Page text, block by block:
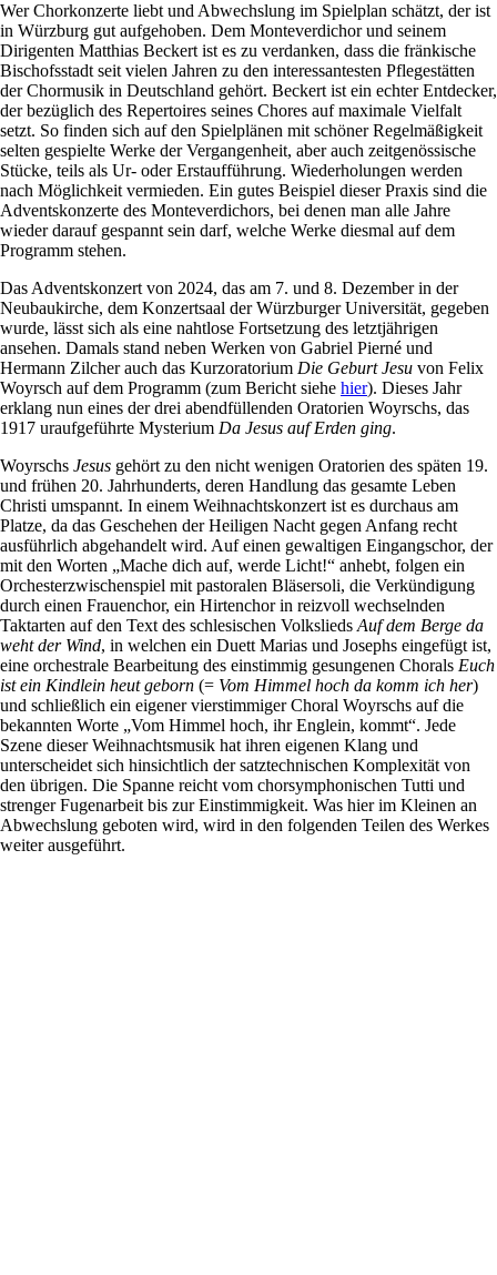
Wer Chorkonzerte liebt und Abwechslung im Spielplan schätzt, der ist
in Würzburg gut aufgehoben. Dem Monteverdichor und seinem
Dirigenten Matthias Beckert ist es zu verdanken, dass die fränkische
Bischofsstadt seit vielen Jahren zu den interessantesten Pflegestätten
der Chormusik in Deutschland gehört. Beckert ist ein echter Entdecker,
der bezüglich des Repertoires seines Chores auf maximale Vielfalt
setzt. So finden sich auf den Spielplänen mit schöner Regelmäßigkeit
selten gespielte Werke der Vergangenheit, aber auch zeitgenössische
Stücke, teils als Ur- oder Erstaufführung. Wiederholungen werden
nach Möglichkeit vermieden. Ein gutes Beispiel dieser Praxis sind die
Adventskonzerte des Monteverdichors, bei denen man alle Jahre
wieder darauf gespannt sein darf, welche Werke diesmal auf dem
Programm stehen.
Das Adventskonzert von 2024, das am 7. und 8. Dezember in der
Neubaukirche, dem Konzertsaal der Würzburger Universität, gegeben
wurde, lässt sich als eine nahtlose Fortsetzung des letztjährigen
ansehen. Damals stand neben Werken von Gabriel Pierné und
Hermann Zilcher auch das Kurzoratorium Die Geburt Jesu von Felix
Woyrsch auf dem Programm (zum Bericht siehe hier). Dieses Jahr
erklang nun eines der drei abendfüllenden Oratorien Woyrschs, das
1917 uraufgeführte Mysterium Da Jesus auf Erden ging.
Woyrschs Jesus gehört zu den nicht wenigen Oratorien des späten 19.
und frühen 20. Jahrhunderts, deren Handlung das gesamte Leben
Christi umspannt. In einem Weihnachtskonzert ist es durchaus am
Platze, da das Geschehen der Heiligen Nacht gegen Anfang recht
ausführlich abgehandelt wird. Auf einen gewaltigen Eingangschor, der
mit den Worten „Mache dich auf, werde Licht!“ anhebt, folgen ein
Orchesterzwischenspiel mit pastoralen Bläsersoli, die Verkündigung
durch einen Frauenchor, ein Hirtenchor in reizvoll wechselnden
Taktarten auf den Text des schlesischen Volkslieds Auf dem Berge da
weht der Wind, in welchen ein Duett Marias und Josephs eingefügt ist,
eine orchestrale Bearbeitung des einstimmig gesungenen Chorals Euch
ist ein Kindlein heut geborn (= Vom Himmel hoch da komm ich her)
und schließlich ein eigener vierstimmiger Choral Woyrschs auf die
bekannten Worte „Vom Himmel hoch, ihr Englein, kommt“. Jede
Szene dieser Weihnachtsmusik hat ihren eigenen Klang und
unterscheidet sich hinsichtlich der satztechnischen Komplexität von
den übrigen. Die Spanne reicht vom chorsymphonischen Tutti und
strenger Fugenarbeit bis zur Einstimmigkeit. Was hier im Kleinen an
Abwechslung geboten wird, wird in den folgenden Teilen des Werkes
weiter ausgeführt.